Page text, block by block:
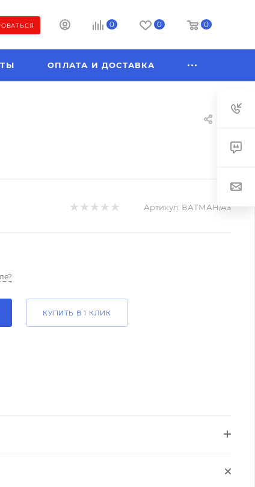
0 0 0
ОПЛАТА И ДОСТАВКА
Артикул: ВАТМАН/А3
КУПИТЬ В 1 КЛИК